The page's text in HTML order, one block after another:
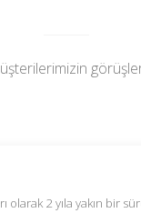
olarak 2 yıla yakın bir